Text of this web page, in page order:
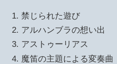
禁じられた遊び
アルハンブラの想い出
アストゥーリアス
魔笛の主題による変奏曲